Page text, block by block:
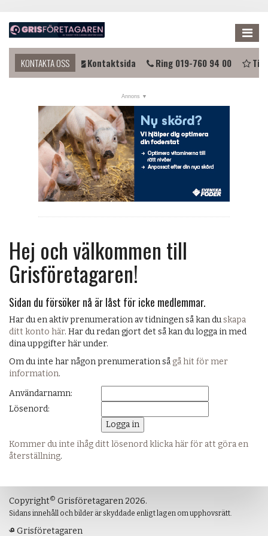
NYHETER
KALENDER
LÄNKAR
ANNONSERA
PRENUMERERA
OM OSS
KONTAKTA OSS
komma i kontakt? Kontaktsida Ring 019-760 94 00
Hej och välkommen till
Grisföretagaren!
Sidan du försöker nå är låst för icke medlemmar.
Har du en aktiv prenumeration av tidningen så kan duskapa
ditt konto här. Har du redan gjort det så kan du logga in med
dina uppgifter här under.
Om du inte har någon prenumeration så gå hit för mer
information.
Användarnamn:
Lösenord:
Kommer du inte ihåg ditt lösenord klicka här för att göra en
återställning.
Copyright© Grisföretagaren 2026.
Sidans innehåll och bilder är skyddade enligt lagen om upphovsrätt.
Grisföretagaren